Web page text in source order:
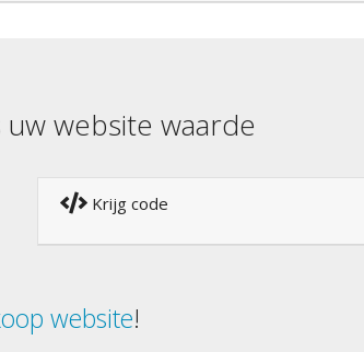
website waarde
Krijg code
website!